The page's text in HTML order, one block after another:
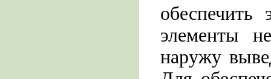
обеспечить
элементы
наружу